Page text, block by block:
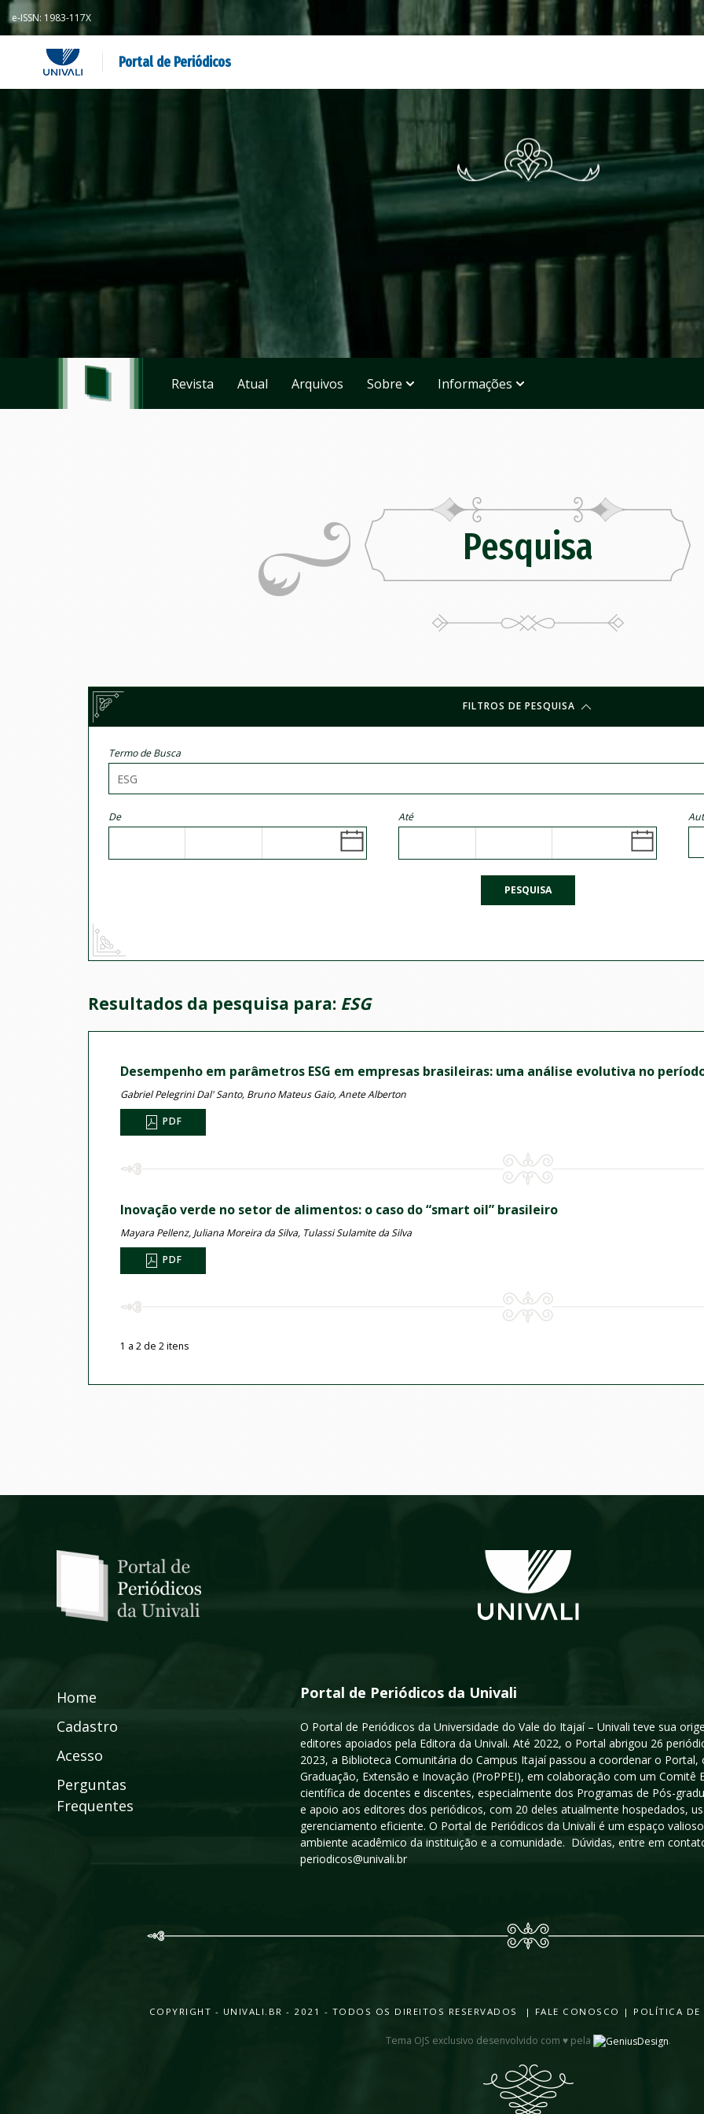
e-ISSN: 1983-117X
Portal de Periódicos
Revista Atual Arquivos Sobre Informações
Pesquisa
FILTROS DE PESQUISA
Termo de Busca
De Até
PESQUISA
Resultados da pesquisa para: ESG
Desempenho em parâmetros ESG em empresas brasileiras: uma análise evolutiva no período
Gabriel Pelegrini Dal' Santo, Bruno Mateus Gaio, Anete Alberton
PDF
Inovação verde no setor de alimentos: o caso do “smart oil” brasileiro
Mayara Pellenz, Juliana Moreira da Silva, Tulassi Sulamite da Silva
PDF
1 a 2 de 2 itens
Home
Cadastro
Acesso
Perguntas
Frequentes
Portal de Periódicos da Univali
O Portal de Periódicos da Universidade do Vale do Itajaí – Univali teve sua
editores apoiados pela Editora da Univali. Até 2022, o Portal abrigou 26
2023, a Biblioteca Comunitária do Campus Itajaí passou a coordenar o
Graduação, Extensão e Inovação (ProPPEI), em colaboração com um
científica de docentes e discentes, especialmente dos Programas de Pós-
e apoio aos editores dos periódicos, com 20 deles atualmente hospedados,
gerenciamento eficiente. O Portal de Periódicos da Univali é um espaço
ambiente acadêmico da instituição e a comunidade. Dúvidas, entre em
periodicos@univali.br
COPYRIGHT - UNIVALI.BR - 2021 - TODOS OS DIREITOS RESERVADOS | FALE CONOSCO | POLÍTICA DE
Tema OJS exclusivo desenvolvido com ♥ pela .